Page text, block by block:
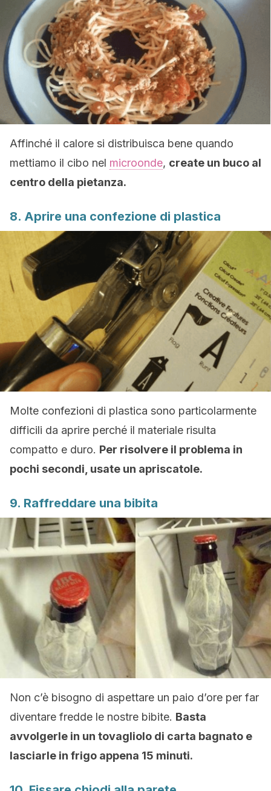
Affinché il calore si distribuisca bene quando
mettiamo il cibo nel microonde, create un buco al
centro della pietanza.
8. Aprire una confezione di plastica
Molte confezioni di plastica sono particolarmente
difficili da aprire perché il materiale risulta
compatto e duro. Per risolvere il problema in
pochi secondi, usate un apriscatole.
9. Raffreddare una bibita
Non c’è bisogno di aspettare un paio d’ore per far
diventare fredde le nostre bibite. Basta
avvolgerle in un tovagliolo di carta bagnato e
lasciarle in frigo appena 15 minuti.